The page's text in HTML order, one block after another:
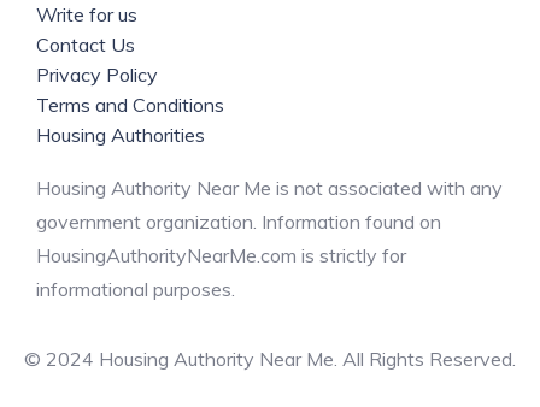
Write for us
Contact Us
Privacy Policy
Terms and Conditions
Housing Authorities
Housing Authority Near Me is not associated with any
government organization. Information found on
HousingAuthorityNearMe.com is strictly for
informational purposes.
© 2024 Housing Authority Near Me. All Rights Reserved.